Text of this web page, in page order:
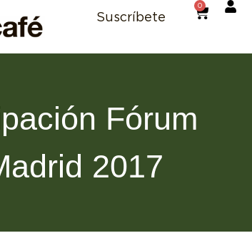
Suscríbete
0
Fórum
2017